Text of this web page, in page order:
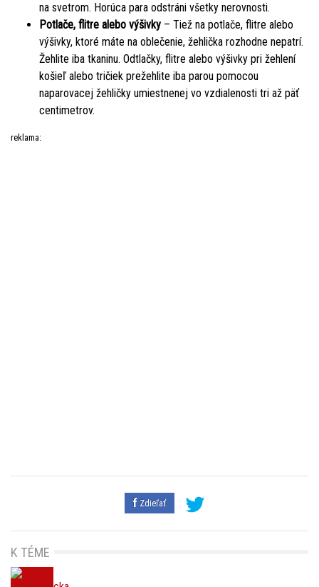
na svetrom. Horúca para odstráni všetky nerovnosti.
Potlače, flitre alebo výšivky – Tiež na potlače, flitre alebo
výšivky, ktoré máte na oblečenie, žehlička rozhodne nepatrí.
Žehlite iba tkaninu. Odtlačky, flitre alebo výšivky pri žehlení
košieľ alebo tričiek prežehlite iba parou pomocou
naparovacej žehličky umiestnenej vo vzdialenosti tri až päť
centimetrov.
reklama:
Zdieľať
K TÉME